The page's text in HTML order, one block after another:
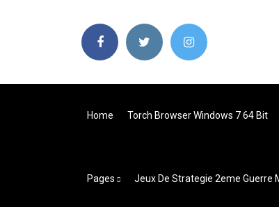
Home Torch Browser Windows 7 64 Bit
Pages Jeux De Strategie 2eme Guerre